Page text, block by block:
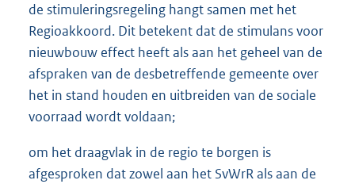
de stimuleringsregeling hangt samen met het
Regioakkoord. Dit betekent dat de stimulans voor
nieuwbouw effect heeft als aan het geheel van de
afspraken van de desbetreffende gemeente over
het in stand houden en uitbreiden van de sociale
voorraad wordt voldaan;
om het draagvlak in de regio te borgen is
afgesproken dat zowel aan het SvWrR als aan de